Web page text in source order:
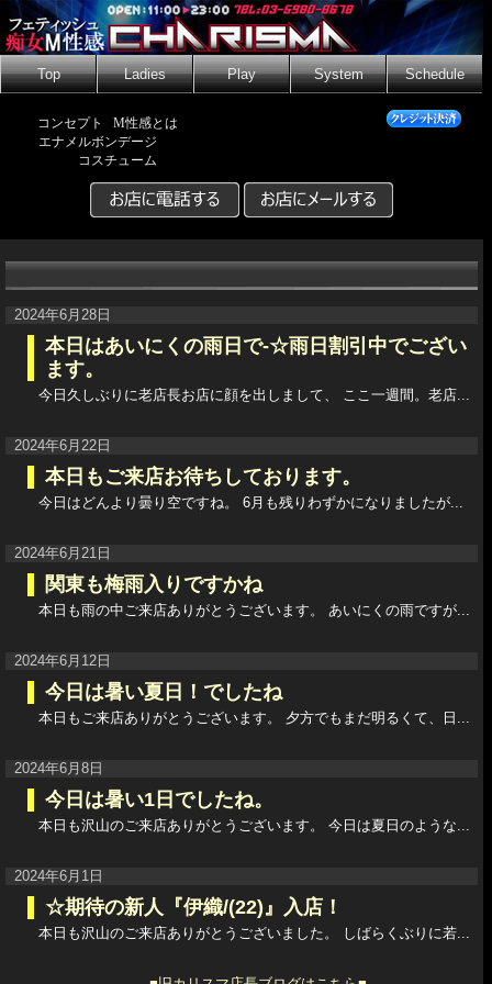
Top Ladies Play System Schedule
コンセプト
M性感とは
エナメルボンデージ
コスチューム
2024年6月28日
本日はあいにくの雨日で-☆雨日割引中でござい
ます。
今日久しぶりに老店長お店に顔を出しまして、 ここ一週間。老店...
2024年6月22日
本日もご来店お待ちしております。
今日はどんより曇り空ですね。 6月も残りわずかになりましたが...
2024年6月21日
関東も梅雨入りですかね
本日も雨の中ご来店ありがとうございます。 あいにくの雨ですが...
2024年6月12日
今日は暑い夏日！でしたね
本日もご来店ありがとうございます。 夕方でもまだ明るくて、日...
2024年6月8日
今日は暑い1日でしたね。
本日も沢山のご来店ありがとうございます。 今日は夏日のような...
2024年6月1日
☆期待の新人『伊織/(22)』入店！
本日も沢山のご来店ありがとうございました。 しばらくぶりに若...